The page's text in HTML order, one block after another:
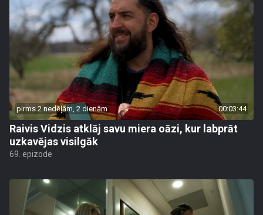
pirms 2 nedēļām, 2 dienām 00:03:44
Raivis Vidzis atklāj savu miera oāzi, kur labprāt
uzkavējas visilgāk
69. epizode